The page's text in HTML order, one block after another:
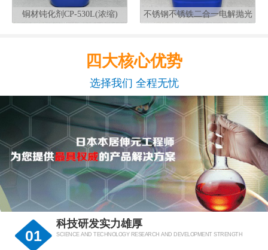
铜材钝化剂CP-530L(浓缩)
不锈钢不锈铁二合一电解抛光
四大核心优势
选择我们 全程无忧
01
科技研发实力雄厚
SCIENCE AND TECHNOLOGY RESEARCH AND DEVELOPMENT STRENGTH